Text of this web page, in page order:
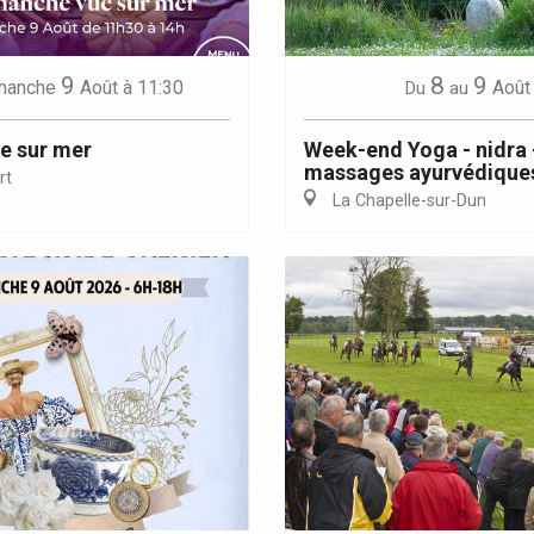
9 Août à 11:30
sur mer
Du 8 au 9 Août
Week-end Yoga - nidra
massages
La Chapelle-sur-Dun